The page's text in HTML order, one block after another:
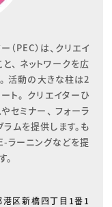
（PEC）は、クリエイ
、 ネットワークを広
活動の大きな柱は2
ト。 クリエイターひ
セミナー、 フォーラ
ムを提供します。も
ラーニングなどを提
港区新橋四丁目1番1